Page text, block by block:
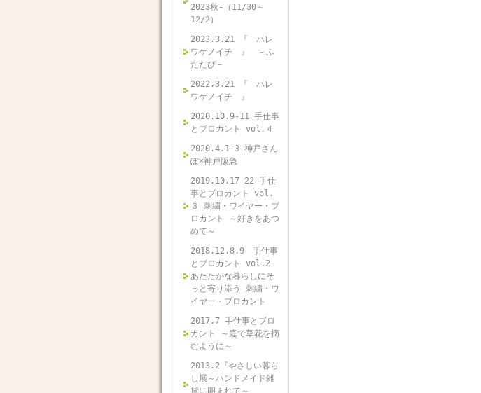
2023秋-（11/30～
12/2）
2023.3.21 『 ハレ
ワケノイチ 』 －ふ
たたび－
2022.3.21 『 ハレ
ワケノイチ 』
2020.10.9-11 手仕事
とブロカント vol.４
2020.4.1-3 神戸さん
ぽ×神戸阪急
2019.10.17-22 手仕
事とブロカント vol.
３ 刺繍・ワイヤー・ブ
ロカント ～好きをあつ
めて～
2018.12.8.9 手仕事
とブロカント vol.2
あたたかな暮らしにそ
っと寄り添う 刺繍・ワ
イヤー・ブロカント
2017.7 手仕事とブロ
カント ～庭で草花を摘
むように～
2013.2『やさしい暮ら
し展～ハンドメイド雑
貨に囲まれて～